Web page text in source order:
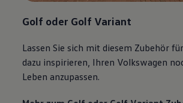
Golf oder Golf Variant
Lassen Sie sich mit diesem Zubehör
dazu inspirieren, Ihren Volkswagen
Leben anzupassen.